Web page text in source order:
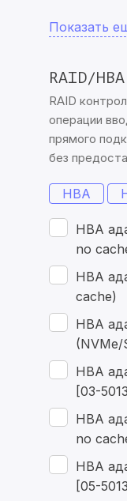
Показать
RAID/
RAID
операции
прямого
без
HBA
HBA
no
HBA
cache)
HBA
(NVMe/
HBA
[03-
HBA
no
HBA
[05-